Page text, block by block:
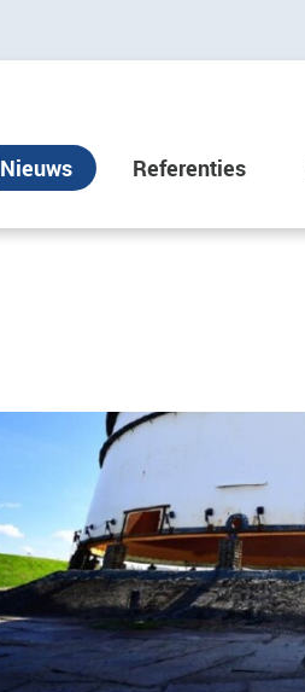
Nieuws Referenties